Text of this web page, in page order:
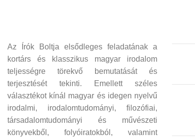
Az Írók Boltja elsődleges feladatának a
kortárs és klasszikus magyar irodalom
teljességre törekvő bemutatását és
terjesztését tekinti. Emellett széles
választékot kínál magyar és idegen nyelvű
irodalmi, irodalomtudományi, filozófiai,
társadalomtudományi és művészeti
könyvekből, folyóiratokból, valamint